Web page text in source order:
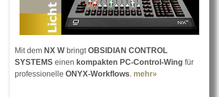
Mit dem NX W bringtOBSIDIAN CONTROL
SYSTEMS einen kompakten PC-Control-Wing für
professionelle ONYX-Workflows. mehr»